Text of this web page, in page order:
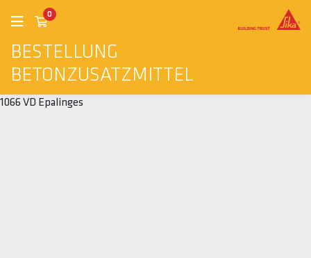
BESTELLUNG
BETONZUSATZMITTEL
0
1066 VD Epalinges